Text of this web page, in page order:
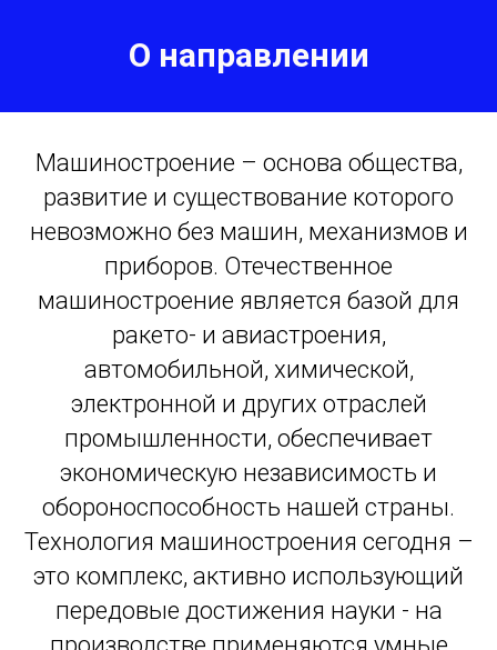
О направлении
Машиностроение – основа общества,
развитие и существование которого
невозможно без машин, механизмов и
приборов. Отечественное
машиностроение является базой для
ракето- и авиастроения,
автомобильной, химической,
электронной и других отраслей
промышленности, обеспечивает
экономическую независимость и
обороноспособность нашей страны.
Технология машиностроения сегодня –
это комплекс, активно использующий
передовые достижения науки - на